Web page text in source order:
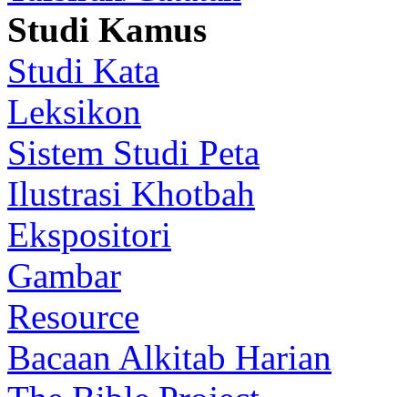
Studi Kamus
Studi Kata
Leksikon
Sistem Studi Peta
Ilustrasi Khotbah
Ekspositori
Gambar
Resource
Bacaan Alkitab Harian